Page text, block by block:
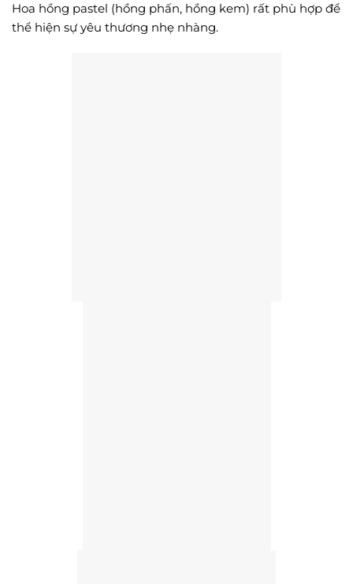
Hoa hồng pastel (hồng phấn, hồng kem) rất phù hợp để
thể hiện sự yêu thương nhẹ nhàng.